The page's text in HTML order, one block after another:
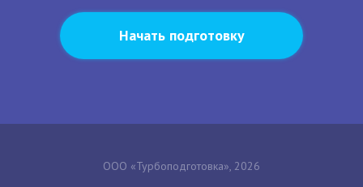
Начать подготовку
ООО «Турбоподготовка», 2026